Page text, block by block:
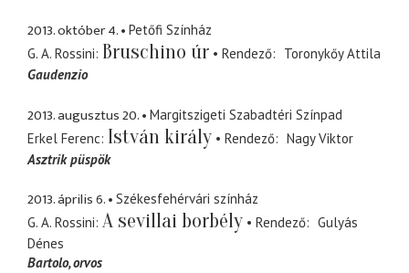
2013. október 4.
Petőfi Színház
G. A. Rossini Bruschino úr Rendező
Toronykőy Attila
Gaudenzio
2013. augusztus 20.
Margitszigeti Szabadtéri Színpad
Erkel Ferenc István király Rendező
Nagy Viktor
Asztrik püspök
2013. április 6.
Székesfehérvári színház
G. A. Rossini A sevillai borbély Rendező
Gulyás
Dénes
Bartolo orvos